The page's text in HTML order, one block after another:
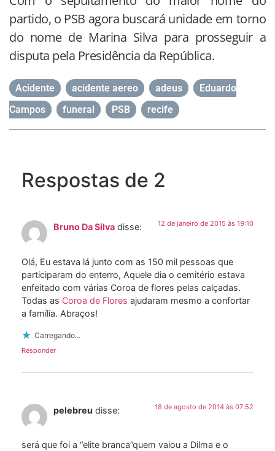
partido, o PSB agora buscará unidade em torno
do nome de Marina Silva para prosseguir a
disputa pela Presidência da República.
Acidente acidente aereo adeus
Eduardo
Campos
funeral PSB recife
Respostas de 2
Bruno Da Silva disse: 12 de janeiro de 2015 às 19:10
Olá, Eu estava lá junto com as 150 mil pessoas que
participaram do enterro, Aquele dia o cemitério estava
enfeitado com várias Coroa de flores pelas calçadas.
Todas as Coroa de Flores ajudaram mesmo a confortar
a família. Abraços!
Carregando...
Responder
pelebreu disse: 18 de agosto de 2014 às 07:52
será que foi a “elite branca”quem vaiou a Dilma e o